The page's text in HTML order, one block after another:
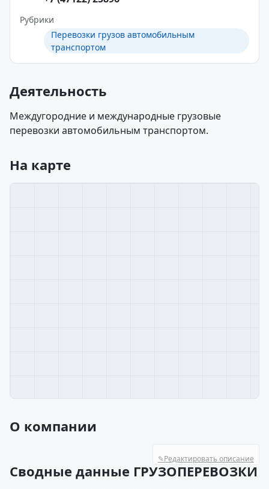
Рубрики
Перевозки грузов автомобильным
транспортом
Деятельность
Междугородние и международные грузовые
перевозки автомобильным транспортом.
На карте
О компании
✎Редактировать описание
Сводные данные ГРУЗОПЕРЕВОЗКИ